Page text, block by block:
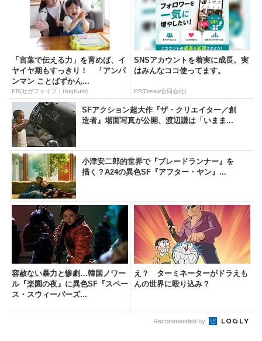
「言葉で伝える力」を育めば、イ
ヤイヤ期もすっきり！ 「アンパ
ンマン ことばずかん...
PR(セガフェイブ｜HugKum)
SNSアカウントを着実に成長。実
はみんなココ使ってます。
PR(Dreaw合同会社)
SFアクション超大作『ザ・クリエイター／創
造者』場面写真が公開、渡辺謙は「いまま...
小津安二郎的世界で『ブレードランナー』を
描く？A24の異色SF『アフター・ヤン』...
容赦ない暴力と惨劇…韓国ノワー
ル『楽園の夜』に異色SF『スペー
ス・スウィーパーズ...
え？ ターミネーターがドラえも
んの世界に殴り込み？
Recommended by